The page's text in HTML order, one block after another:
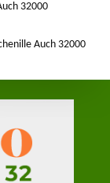
32000
Auch 32000